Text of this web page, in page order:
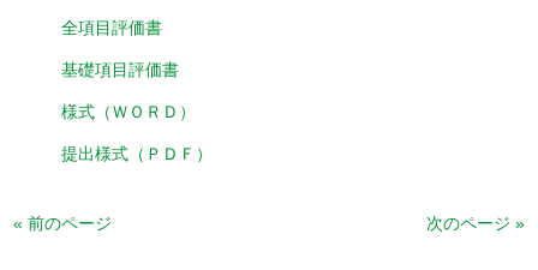
全項目評価書
基礎項目評価書
様式（ＷＯＲＤ）
提出様式（ＰＤＦ）
« 前のページ 次のページ »